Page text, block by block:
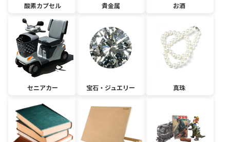
酸素カプセル 貴金属 お酒
セニアカー 宝石・ジュエリー 真珠